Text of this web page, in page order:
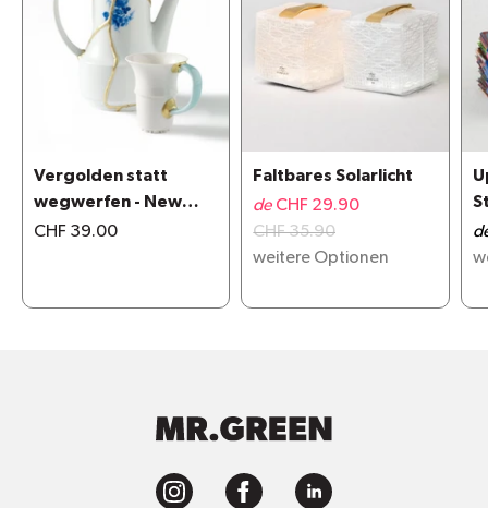
Vergolden statt
wegwerfen - New
Kintsugi repair kit
CHF 39.00
Faltbares Solarlicht
de CHF 29.90
CHF 35.90
weitere Optionen